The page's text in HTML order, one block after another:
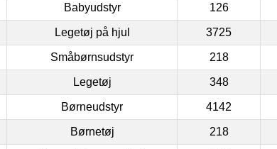
Babyudstyr 126
Legetøj på hjul 3725
Småbørnsudstyr 218
Legetøj 348
Børneudstyr 4142
Børnetøj 218